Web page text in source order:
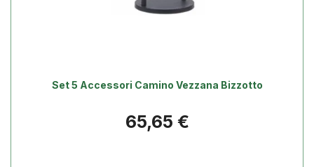
Set 5 Accessori Camino Vezzana Bizzotto
Prezzo
65,65 €